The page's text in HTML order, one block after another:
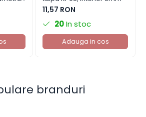
11,57 RON
20In stoc
Adauga in cos
branduri